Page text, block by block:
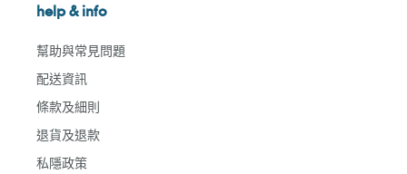
help & info
幫助與常見問題
配送資訊
條款及細則
退貨及退款
私隱政策